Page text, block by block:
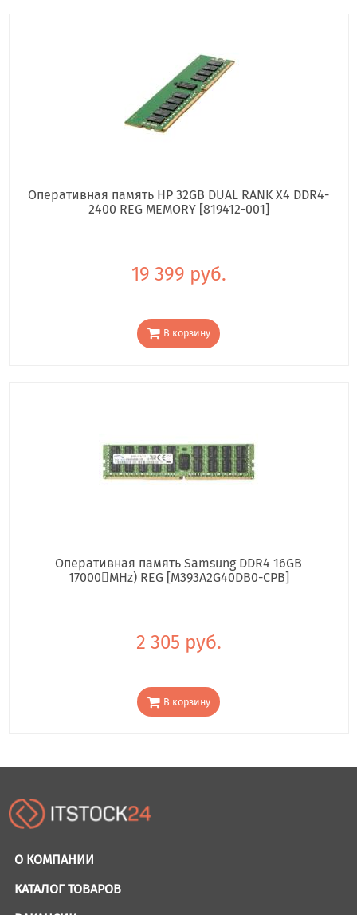
Оперативная память HP 32GB DUAL RANK X4 DDR4-
2400 REG MEMORY [819412-001]
19 399 руб.
В корзину
Оперативная память Samsung DDR4 16GB
17000񢋕MHz) REG [M393A2G40DB0-CPB]
2 305 руб.
В корзину
О КОМПАНИИ
КАТАЛОГ ТОВАРОВ